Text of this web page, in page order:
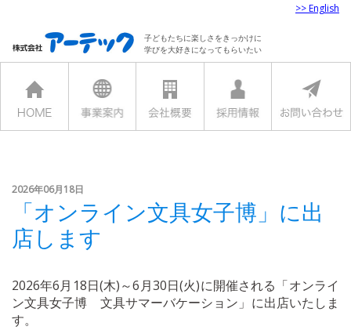
>> English
子どもたちに楽しさをきっかけに
学びを大好きになってもらいたい
2026年06月18日
「オンライン文具女子博」に出
店します
2026年6月18日(木)～6月30日(火)に開催される「オンライ
ン文具女子博 文具サマーバケーション」に出店いたしま
す。